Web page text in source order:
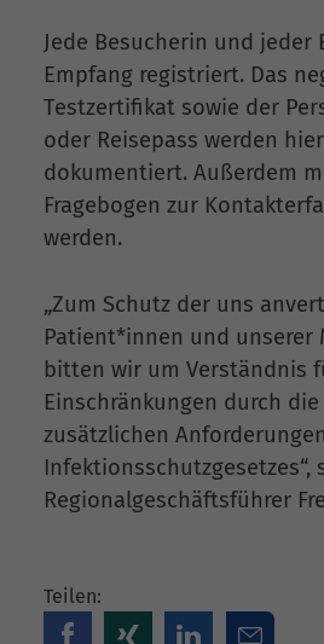
Jede Besucherin und jeder
Empfang registriert. Das
Testzertifikat sowie der
oder Reisepass werden
dokumentiert. Außerdem
Fragebogen zur
werden.
„Zum Schutz der uns
Patient*innen und unserer
bitten wir um Verständnis
Einschränkungen durch
zusätzlichen
Infektionsschutzgesetzes“,
Regionalgeschäftsführer
Teilen: